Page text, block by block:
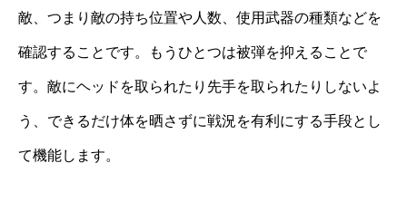
敵、つまり敵の持ち位置や人数、使用武器の種類などを
確認することです。もうひとつは被弾を抑えることで
す。敵にヘッドを取られたり先手を取られたりしないよ
う、できるだけ体を晒さずに戦況を有利にする手段とし
て機能します。